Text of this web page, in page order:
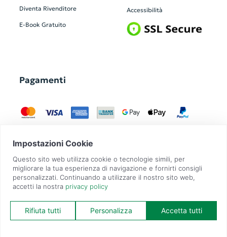
Diventa Rivenditore
E-Book Gratuito
Accessibilità
Pagamenti
GadgetZilla è un Brand di Overbi S.r.l.| realizzato con Contit
| © 2026 Tutti
i diritti riservati | P.IVA: 09351560967